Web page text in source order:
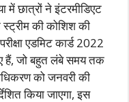
में छात्रों ने इंटरमीडिएट
स्ट्रीम की कोशिश की
एडमिट कार्ड 2022
हैं, जो बहुत लंबे समय तक
को जनवरी की
किया जाएगा, इस